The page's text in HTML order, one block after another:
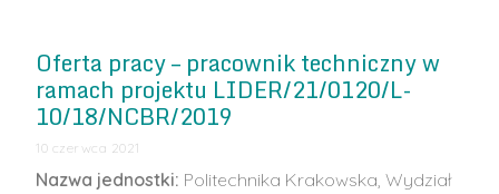
Oferta pracy – pracownik techniczny w
ramach projektu LIDER/21/0120/L-
10/18/NCBR/2019
10 czerwca 2021
Nazwa jednostki: Politechnika Krakowska, Wydział